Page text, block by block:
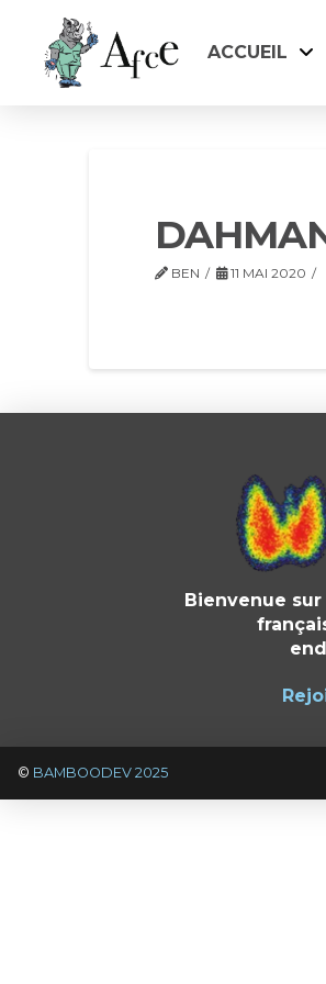
ACCUEIL
BEN 11 MAI 2020
Bienvenue
© BAMBOODEV 2025